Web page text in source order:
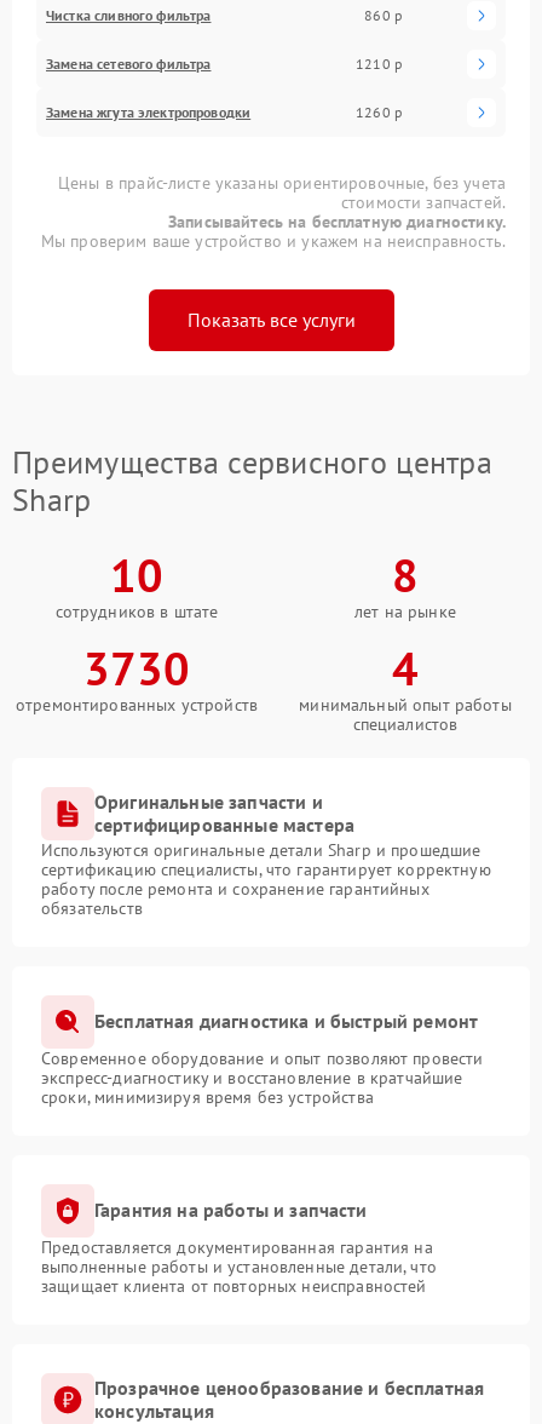
Чистка сливного фильтра 860 р
Замена сетевого фильтра 1210 р
Замена жгута электропроводки 1260 р
Цены в прайс-листе указаны ориентировочные, без учета
стоимости запчастей.
Записывайтесь на бесплатную диагностику.
Мы проверим ваше устройство и укажем на неисправность.
Показать все услуги
Преимущества сервисного центра
Sharp
10
сотрудников в штате
8
лет на рынке
3730
отремонтированных устройств
4
минимальный опыт работы
специалистов
Оригинальные запчасти и
сертифицированные мастера
Используются оригинальные детали Sharp и прошедшие
сертификацию специалисты, что гарантирует корректную
работу после ремонта и сохранение гарантийных
обязательств
Бесплатная диагностика и быстрый ремонт
Современное оборудование и опыт позволяют провести
экспресс-диагностику и восстановление в кратчайшие
сроки, минимизируя время без устройства
Гарантия на работы и запчасти
Предоставляется документированная гарантия на
выполненные работы и установленные детали, что
защищает клиента от повторных неисправностей
Прозрачное ценообразование и бесплатная
консультация